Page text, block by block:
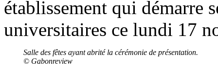
établissement qui démarre
universitaires ce lundi 17
Salle des fêtes ayant abrité la cérémonie de présentation.
© Gabonreview